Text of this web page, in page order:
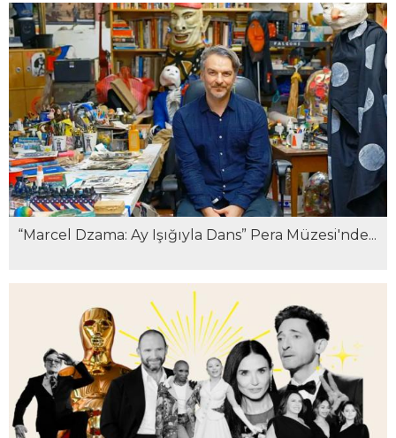
“Marcel Dzama: Ay Işığıyla Dans” Pera Müzesi'nde...